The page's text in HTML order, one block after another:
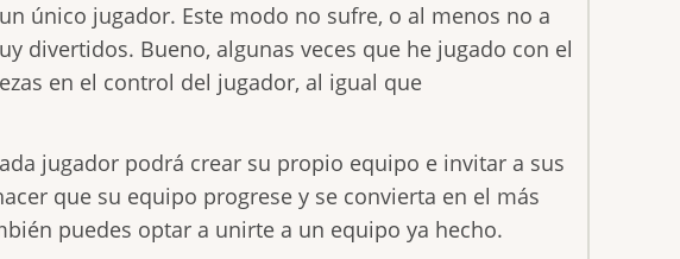
único jugador. Este modo no sufre, o al menos no a
divertidos. Bueno, algunas veces que he jugado con el
en el control del jugador, al igual que
jugador podrá crear su propio equipo e invitar a sus
que su equipo progrese y se convierta en el más
puedes optar a unirte a un equipo ya hecho.